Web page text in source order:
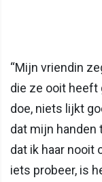
“Mijn vriendin
die ze ooit heeft
doe, niets lijkt
dat mijn handen
dat ik haar nooit
iets probeer, is